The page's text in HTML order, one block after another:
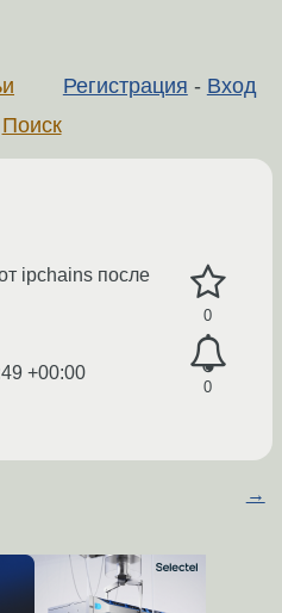
Регистрация - Вход
Поиск
0
0
ipchains после
+00:00
→